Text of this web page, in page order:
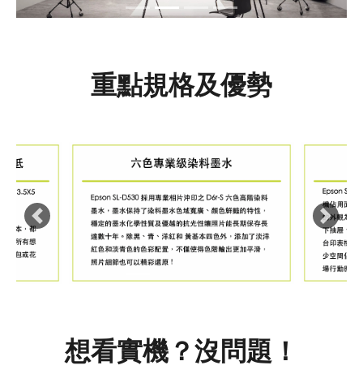
重點規格及優勢
Previous Next
想看實機？沒問題！